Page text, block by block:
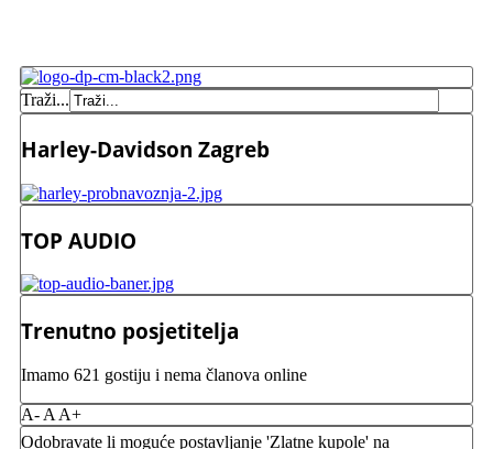
Traži...
Harley-Davidson Zagreb
TOP AUDIO
Trenutno posjetitelja
Imamo 621 gostiju i nema članova online
A- A A+
Odobravate li moguće postavljanje 'Zlatne kupole' na